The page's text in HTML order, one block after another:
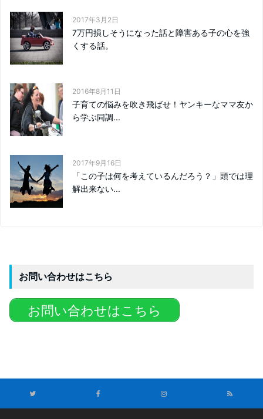
2017年3月2日
7万円損しそうになった話と障害ある子の心を強
くする話。
2016年8月11日
子育ての悩みを吹き飛ばせ！ヤンキーなママ友か
ら学ぶ同調...
2017年9月16日
「この子は何を考えているんだろう？」頭では理
解出来ない...
お問い合わせはこちら
お問い合わせはこちら